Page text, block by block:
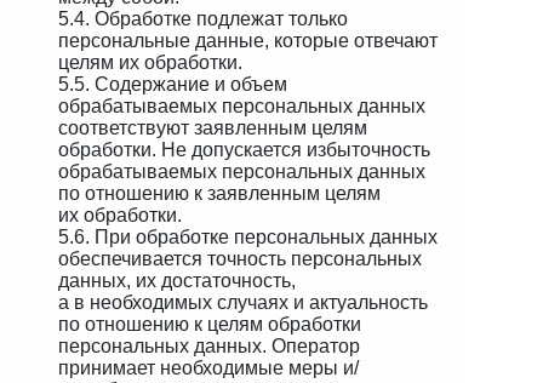
5.4. Обработке подлежат только
персональные данные, которые отвечают
целям их обработки.
5.5. Содержание и объем
обрабатываемых персональных данных
соответствуют заявленным целям
обработки. Не допускается избыточность
обрабатываемых персональных данных
по отношению к заявленным целям
их обработки.
5.6. При обработке персональных данных
обеспечивается точность персональных
данных, их достаточность,
а в необходимых случаях и актуальность
по отношению к целям обработки
персональных данных. Оператор
принимает необходимые меры и/